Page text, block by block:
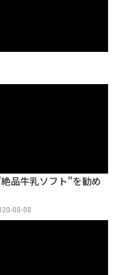
品牛乳ソフト"を勧め
08-08